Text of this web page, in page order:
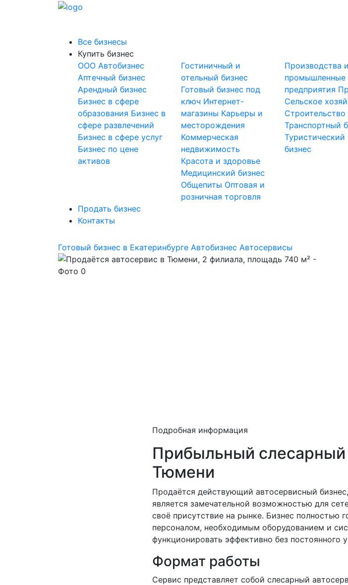
Все бизнесы
Купить бизнес
OOO Автобизнес
Аптечный бизнес
Арендный бизнес
Бизнес в сфере
образования Бизнес в
сфере развлечений
Бизнес в сфере услуг
Бизнес по цене
активов
Гостиничный и
отельный бизнес
Готовый бизнес под
ключ Интернет-
магазины Карьеры и
месторождения
Коммерческая
недвижимость
Красота и здоровье
Медицинский бизнес
Общепиты Оптовая и
розничная торговля
Производства и
промышленные
предприятия
Сельское
Строительство
Транспортный
Туристический
бизнес
Продать бизнес
Контакты
Готовый бизнес в Екатеринбурге Автобизнес Автосервисы
Подробная информация
Прибыльный слесарный
Тюмени
Продаётся действующий автосервисный
является замечательной возможностью для
своё присутствие на рынке. Бизнес полностью
персоналом, необходимым оборудованием и
функционировать эффективно без постоянного
Формат работы
Сервис представляет собой слесарный